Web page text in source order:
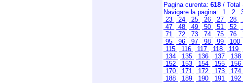
Pagina curenta: 618 / Total
Navigare la pagina:
1 2
23
24 25 26 27 28
47
48 49 50 51 52
71
72 73 74 75 76
95
96 97 98 99 100
115
116 117 118 119
134
135 136 137 138
152
153 154 155 156
170
171 172 173 174
188
189 190 191 192